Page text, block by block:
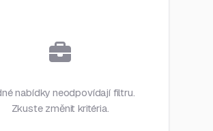
nabídky neodpovídají filtru.
Zkuste změnit kritéria.